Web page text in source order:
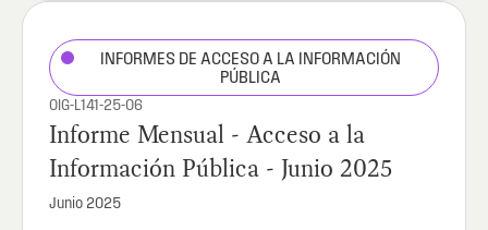
INFORMES DE ACCESO A LA INFORMACIÓN
PÚBLICA
OIG-L141-25-06
Informe Mensual - Acceso a la
Información Pública - Junio 2025
Junio 2025